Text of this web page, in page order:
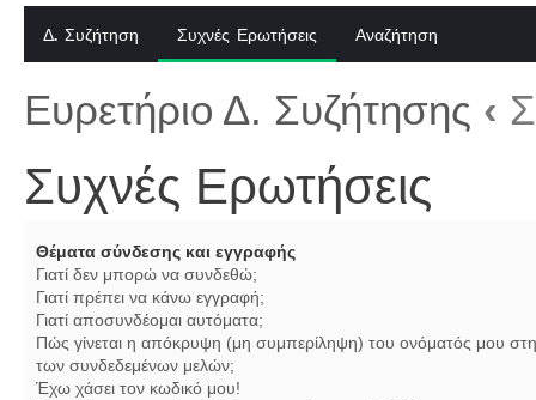
Δ. Συζήτηση Συχνές Ερωτήσεις Αναζήτηση
Ευρετήριο Δ. Συζήτησης ‹
Συχνές Ερωτήσεις
Θέματα σύνδεσης και εγγραφής
Γιατί δεν μπορώ να συνδεθώ;
Γιατί πρέπει να κάνω εγγραφή;
Γιατί αποσυνδέομαι αυτόματα;
Πώς γίνεται η απόκρυψη (μη συμπερίληψη) του ονόματός μου στη
των συνδεδεμένων μελών;
Έχω χάσει τον κωδικό μου!